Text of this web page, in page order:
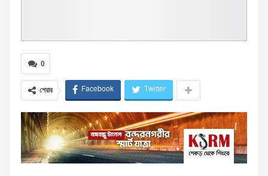
0
শেয়ার Facebook Twitter